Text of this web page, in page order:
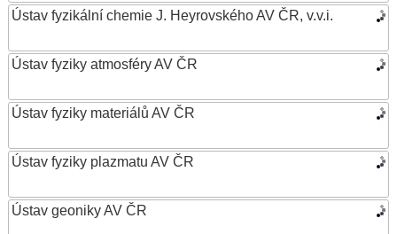
Ústav fyzikální chemie J. Heyrovského AV ČR, v.v.i.
Ústav fyziky atmosféry AV ČR
Ústav fyziky materiálů AV ČR
Ústav fyziky plazmatu AV ČR
Ústav geoniky AV ČR